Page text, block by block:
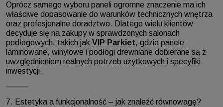
Oprócz samego wyboru paneli ogromne znaczenie ma ich
właściwe dopasowanie do warunków technicznych wnętrza
oraz profesjonalne doradztwo. Dlatego wielu klientów
decyduje się na zakupy w sprawdzonych salonach
podłogowych, takich jak VIP Parkiet, gdzie panele
laminowane, winylowe i podłogi drewniane dobierane są z
uwzględnieniem realnych potrzeb użytkowych i specyfiki
inwestycji.
⸻
7. Estetyka a funkcjonalność – jak znaleźć równowagę?